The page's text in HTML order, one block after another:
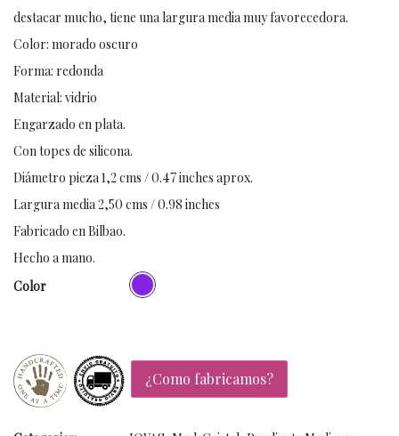
destacar mucho, tiene una largura media muy favorecedora.
Color: morado oscuro
Forma: redonda
Material: vidrio
Engarzado en plata.
Con topes de silicona.
Diámetro pieza 1,2 cms / 0.47 inches aprox.
Largura media 2,50 cms / 0.98 inches
Fabricado en Bilbao.
Hecho a mano.
Color
¿Como fabricamos?